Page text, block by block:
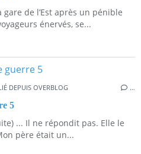
de l’Est après un pénible
énervés, se...
DEPUIS OVERBLOG …
5
... Il ne répondit pas. Elle le
père était un...